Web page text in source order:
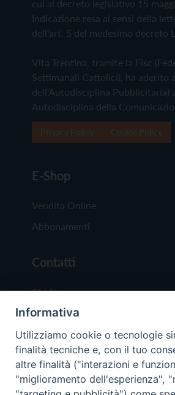
cui al decreto legislativo 15
Indicazione resa ai sensi della
dell'art. 5 del medesimo decreto
Vita Trentina, tramite la Fisc
Settimanali Cattolici), ha aderito
dell'Autodisciplina Pubblicitaria)
Autodisciplina della
E-Shop
Vendita Online
Abbonamenti
Contatti
Chi Siamo
Redazione
Scrivici
Informativa
Utilizziamo cookie o tecnologie
finalità tecniche e, con il tuo
altre finalità ("interazioni e
"miglioramento dell'esperienza",